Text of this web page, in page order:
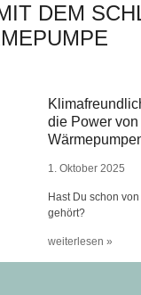
DEM
die Power von
1. Oktober 2025
Hast Du schon
gehört?
weiterlesen »